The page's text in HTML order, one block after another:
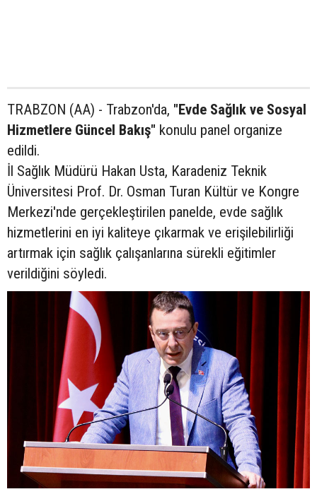
TRABZON (AA) - Trabzon'da, "Evde Sağlık ve Sosyal
Hizmetlere Güncel Bakış" konulu panel organize
edildi.
İl Sağlık Müdürü Hakan Usta, Karadeniz Teknik
Üniversitesi Prof. Dr. Osman Turan Kültür ve Kongre
Merkezi'nde gerçekleştirilen panelde, evde sağlık
hizmetlerini en iyi kaliteye çıkarmak ve erişilebilirliği
artırmak için sağlık çalışanlarına sürekli eğitimler
verildiğini söyledi.